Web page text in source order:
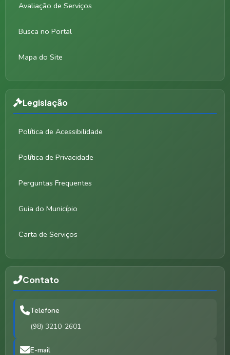
Avaliação de Serviços
Busca no Portal
Mapa do Site
Legislação
Política de Acessibilidade
Política de Privacidade
Perguntas Frequentes
Guia do Município
Carta de Serviços
Contato
Telefone
(98) 3210-2601
E-mail